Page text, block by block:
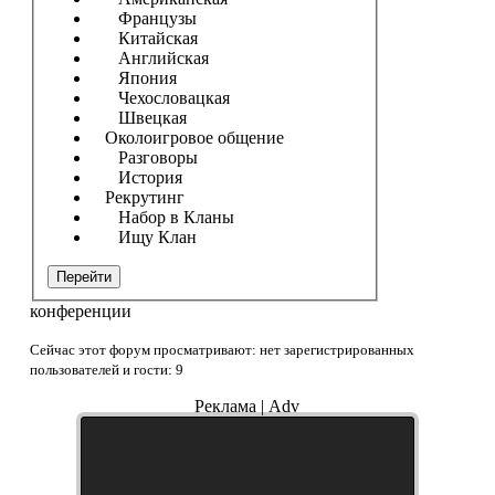
Французы
Китайская
Английская
Япония
Чехословацкая
Швецкая
Околоигровое общение
Разговоры
История
Рекрутинг
Набор в Кланы
Ищу Клан
Перейти
конференции
Сейчас этот форум просматривают: нет зарегистрированных
пользователей и гости: 9
Реклама | Adv